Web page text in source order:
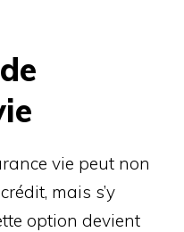
vie peut non
mais s’y
option devient